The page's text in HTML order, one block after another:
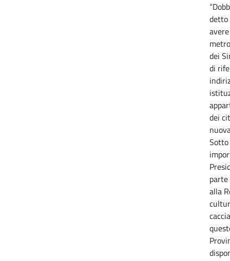
detto
dei
di
dei
alla